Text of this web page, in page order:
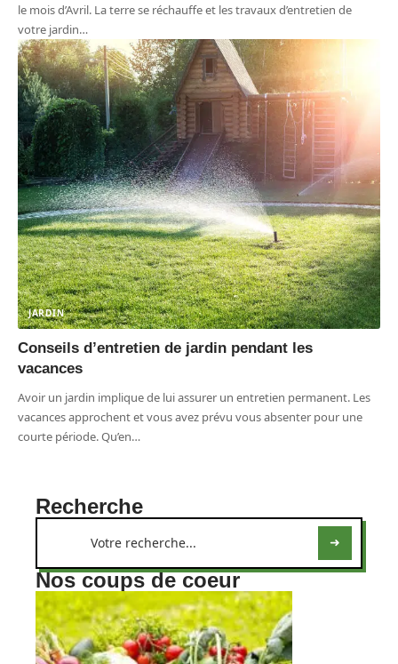
le mois d’Avril. La terre se réchauffe et les travaux d’entretien de
votre jardin…
JARDIN
Conseils d’entretien de jardin pendant les
vacances
Avoir un jardin implique de lui assurer un entretien permanent. Les
vacances approchent et vous avez prévu vous absenter pour une
courte période. Qu’en…
Recherche
Nos coups de coeur